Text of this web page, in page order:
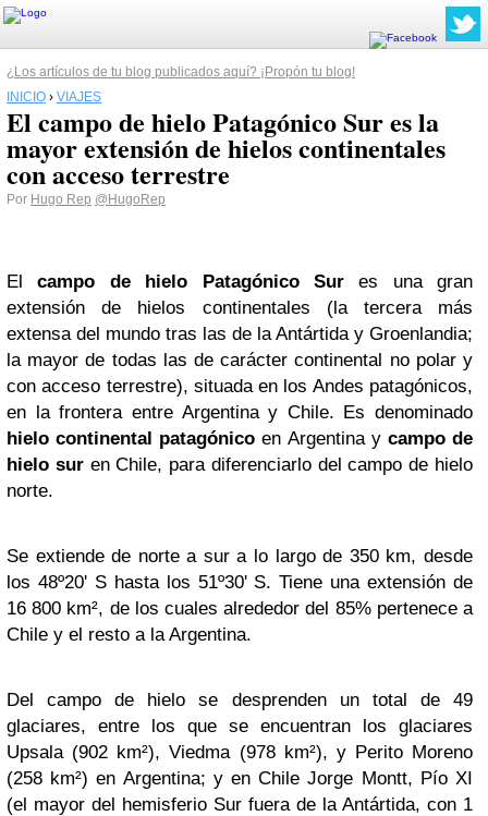
¿Los artículos de tu blog publicados aquí? ¡Propón tu blog!
INICIO › VIAJES
El campo de hielo Patagónico Sur es la
mayor extensión de hielos continentales
con acceso terrestre
Por Hugo Rep @HugoRep
Elcampo de hielo Patagónico Sures una gran
extensión de hielos continentales (la tercera más
extensa del mundo tras las de la Antártida y Groenlandia;
la mayor de todas las de carácter continental no polar y
con acceso terrestre), situada en los Andes patagónicos,
en la frontera entre Argentina y Chile. Es denominado
hielo continental patagónico en Argentina y campo de
hielo suren Chile, para diferenciarlo del campo de hielo
norte.
Se extiende de norte a sur a lo largo de 350 km, desde
los 48º20' S hasta los 51º30' S. Tiene una extensión de
16 800 km², de los cuales alrededor del 85% pertenece a
Chile y el resto a la Argentina.
Del campo de hielo se desprenden un total de 49
glaciares, entre los que se encuentran los glaciares
Upsala (902 km²), Viedma (978 km²), y Perito Moreno
(258 km²) en Argentina; y en Chile Jorge Montt, Pío XI
(el mayor del hemisferio Sur fuera de la Antártida, con 1